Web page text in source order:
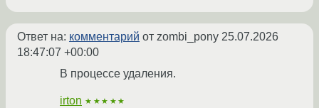
Ответ на: комментарий от zombi_pony 25.07.2026
18:47:07 +00:00
В процессе удаления.
irton ★★★★★